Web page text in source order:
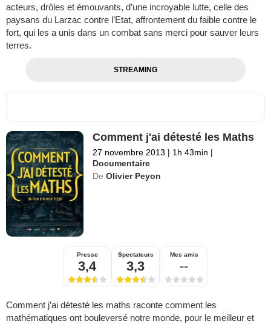
acteurs, drôles et émouvants, d’une incroyable lutte, celle des
paysans du Larzac contre l’Etat, affrontement du faible contre le
fort, qui les a unis dans un combat sans merci pour sauver leurs
terres.
STREAMING
Comment j'ai détesté les Maths
27 novembre 2013 | 1h 43min |
Documentaire
De Olivier Peyon
Presse
3,4
Spectateurs
3,3
Mes amis
--
Comment j’ai détesté les maths raconte comment les
mathématiques ont bouleversé notre monde, pour le meilleur et